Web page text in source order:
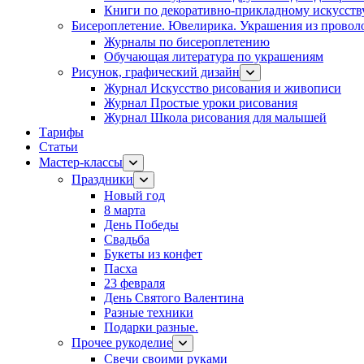
Книги по декоративно-прикладному
Бисероплетение. Ювелирика. Украшения из
Журналы по бисероплетению
Обучающая литература по украшениям
Рисунок, графический дизайн
Журнал Искусство рисования и живописи
Журнал Простые уроки рисования
Журнал Школа рисования для малышей
Тарифы
Статьи
Мастер-классы
Праздники
Новый год
8 марта
День Победы
Свадьба
Букеты из конфет
Пасха
23 февраля
День Святого Валентина
Разные техники
Подарки разные.
Прочее рукоделие
Свечи своими руками